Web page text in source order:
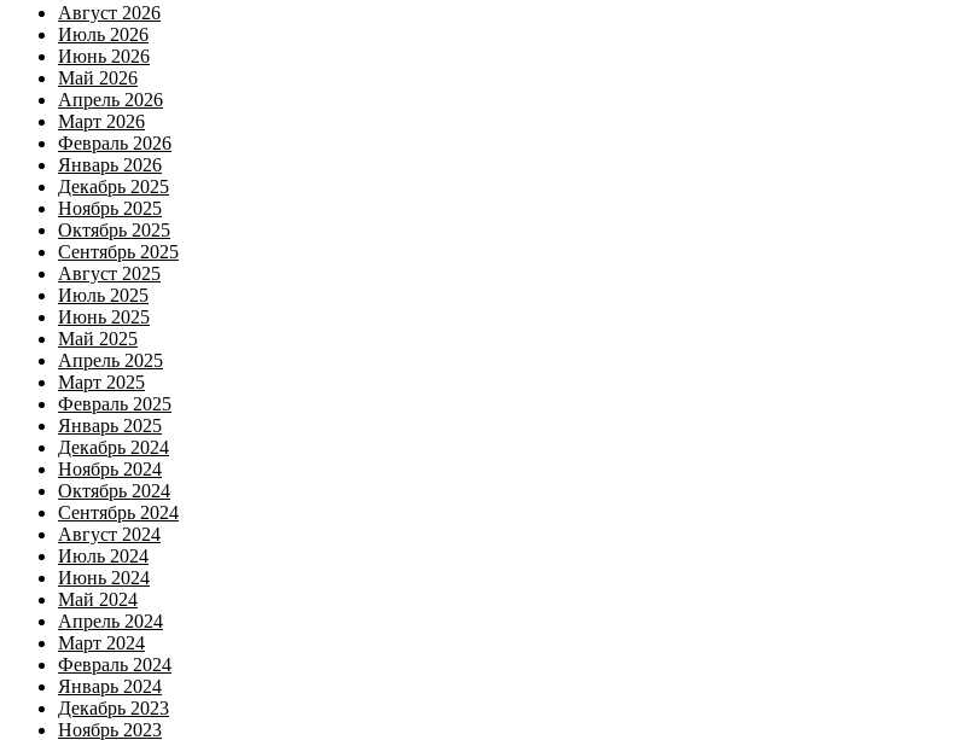
Август 2026
Июль 2026
Июнь 2026
Май 2026
Апрель 2026
Март 2026
Февраль 2026
Январь 2026
Декабрь 2025
Ноябрь 2025
Октябрь 2025
Сентябрь 2025
Август 2025
Июль 2025
Июнь 2025
Май 2025
Апрель 2025
Март 2025
Февраль 2025
Январь 2025
Декабрь 2024
Ноябрь 2024
Октябрь 2024
Сентябрь 2024
Август 2024
Июль 2024
Июнь 2024
Май 2024
Апрель 2024
Март 2024
Февраль 2024
Январь 2024
Декабрь 2023
Ноябрь 2023